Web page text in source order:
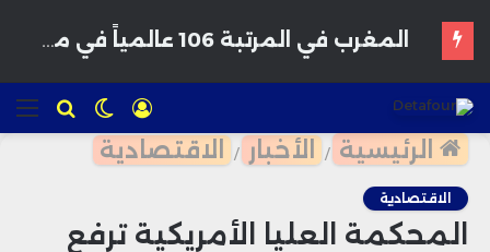
للبحث الوضع
المظلم
تسجيل
الدخول
الرئيسية / الأخبار / الاقتصادية
الاقتصادية
المحكمة العليا الأمريكية ترفع